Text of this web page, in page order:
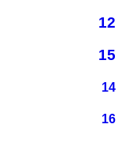
12
15
14
16